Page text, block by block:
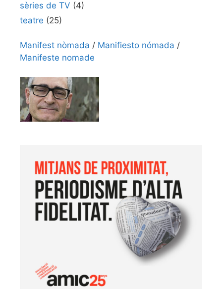
sèries de TV (4)
teatre (25)
Manifest nòmada / Manifiesto nómada /
Manifeste nomade